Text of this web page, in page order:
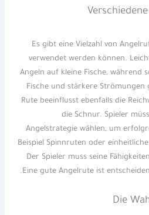
Es gibt eine Vielzahl von
verwendet werden können.
Angeln auf kleine Fische, während
Fische und stärkere Strömungen
Rute beeinflusst ebenfalls die
die Schnur. Spieler
Angelstrategie wählen, um
Beispiel Spinnruten oder
Der Spieler muss seine
Eine gute Angelrute ist
Die